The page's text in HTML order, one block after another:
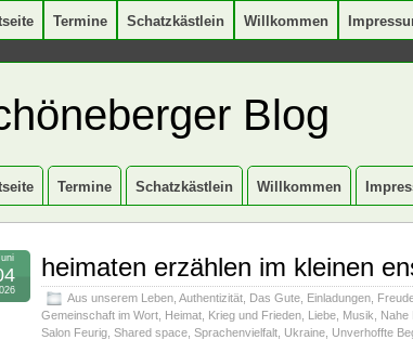
Termine Schatzkästlein Willkommen
Blog
Termine Schatzkästlein Willkommen
heimaten erzählen im kleinen
Aus unserem Leben Authentizität Das Gute Einladungen
Gemeinschaft im Wort Heimat Krieg und Frieden Liebe Musik Nahe
Salon Feurig Shared space Sprachenvielfalt Ukraine Unverhoffte